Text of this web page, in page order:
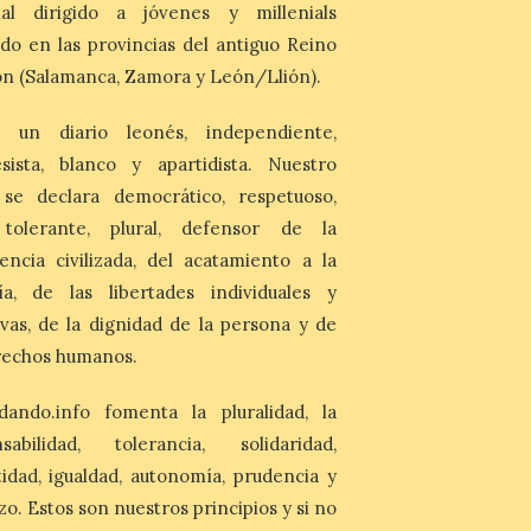
Última llamada: Eclipse
total del 12 de agosto.
Dónde alojarse y a qué
precio
7 Ago 2026
León es la provincia más
económica (116€/noche),
pero también una de las
más agotadas: solo un 4%
de alojamientos libres.
Zamora, Palencia y Álava son las
provincias con menos margen: apenas un
esas […]
El eclipse genera un boom
de reservas hoteleras y
precios desorbitados,
según SiteMinder
7 Ago 2026
dirigido a jóvenes y millenials
en las provincias del antiguo Reino
(Salamanca, Zamora y León/Llión).
un diario leonés, independiente,
blanco y apartidista. Nuestro
declara democrático, respetuoso,
tolerante, plural, defensor de la
civilizada, del acatamiento a la
de las libertades individuales y
de la dignidad de la persona y de
humanos.
fomenta la pluralidad, la
tolerancia, solidaridad,
igualdad, autonomía, prudencia y
Estos son nuestros principios y si no